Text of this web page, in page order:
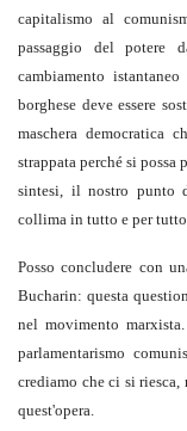
capitalismo al
passaggio del potere
cambiamento
borghese deve essere
maschera democratica
strappata perché si
sintesi, il nostro punto
collima in tutto e per
Posso concludere con
Bucharin: questa
nel movimento
parlamentarismo
crediamo che ci si
quest'opera.